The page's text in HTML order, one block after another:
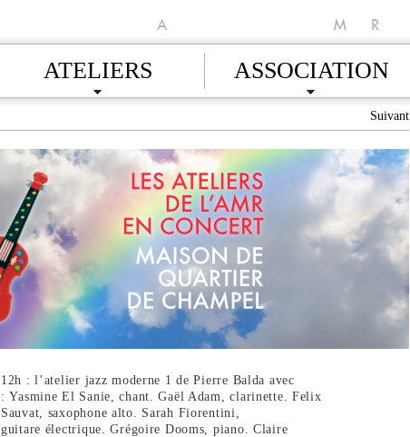
A M R
ATELIERS ASSOCIATION
Suivant
12h : l’atelier jazz moderne 1 de Pierre Balda avec
: Yasmine El Sanie, chant. Gaël Adam, clarinette. Felix
Sauvat, saxophone alto. Sarah Fiorentini,
guitare électrique. Grégoire Dooms, piano. Claire